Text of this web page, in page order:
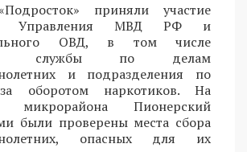
приняли участие
Управления МВД РФ и
ОВД, в том числе
службы по делам
и подразделения по
оборотом наркотиков. На
микрорайона Пионерский
были проверены места сбора
опасных для их